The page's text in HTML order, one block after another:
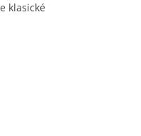
klasické